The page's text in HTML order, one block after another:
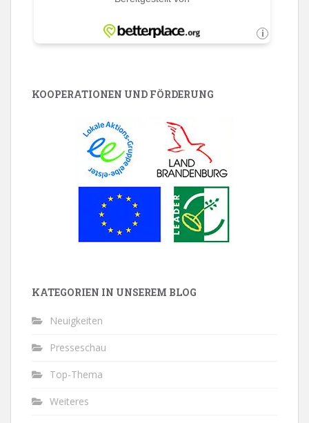
KOOPERATIONEN UND FÖRDERUNG
KATEGORIEN IN UNSEREM BLOG
Neuigkeiten
Presseschau
Top-Thema
Weiteres